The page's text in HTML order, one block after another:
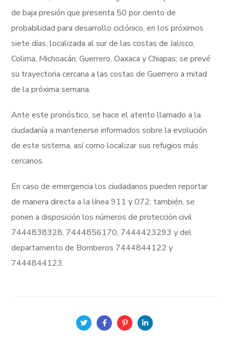
de baja presión que presenta 50 por ciento de
probabilidad para desarrollo ciclónico, en los próximos
siete días, localizada al sur de las costas de Jalisco,
Colima, Michoacán, Guerrero, Oaxaca y Chiapas; se prevé
su trayectoria cercana a las costas de Guerrero a mitad
de la próxima semana.
Ante este pronóstico, se hace el atento llamado a la
ciudadanía a mantenerse informados sobre la evolución
de este sistema, así como localizar sus refugios más
cercanos.
En caso de emergencia los ciudadanos pueden reportar
de manera directa a la línea 911 y 072; también, se
ponen a disposición los números de protección civil
7444838328, 7444856170, 7444423293 y del
departamento de Bomberos 7444844122 y
7444844123.